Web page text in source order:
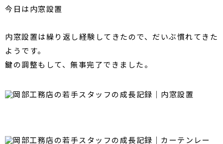
今日は内窓設置
内窓設置は繰り返し経験してきたので、だいぶ慣れてきた
ようです。
鍵の調整もして、無事完了できました。